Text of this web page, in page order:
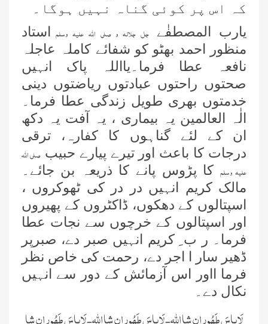
کہ اس پر کوئی گناہ نہیں ہوگا۔
یارب المصطفٰے جل جلالہ و صلی اللہ علیہ وسلم استاد
منظور احمد بھٹو کو شفائے کاملہ عاجلہ
نافعہ عطا فرما۔یااللہ پاک انہیں
صحتوں راحتوں عبادتوں ریاضتوں دینی
خدمتوں بھری طویل زندگی عطا فرما۔
الٰہ العالمین یہ بیماری ، یہ آفت یہ دکھ
ان کے لئے گناہوں کا کفارہ، ترقی
درجات کا باعث اور تیرے پیارے حبیبصلی اللہ
علیہ وسلم کا پڑوس پانے کا ذریعہ بن جائے۔
مالک کریم انہیں در در کی ٹھوکروں ،
اسپتالوں کے دھکوں، ڈاکٹروں کے پھیروں
اور اسپتالوں کے خرچوں سے نجات عطا
فرما۔ ر ب ِ کریم انہیں صبر دے، صبرپر
ڈھیر سار ا اجر دے، رحمت کی خاص نظر
فرما ااور اس آزمائش کے دور سے انہیں
نکال دے۔
لَا باسَ طَھُور ان شا اللہ- لَا باسَ طَھُور ان شا اللہ- لَا باسَ طَھُور ان شا